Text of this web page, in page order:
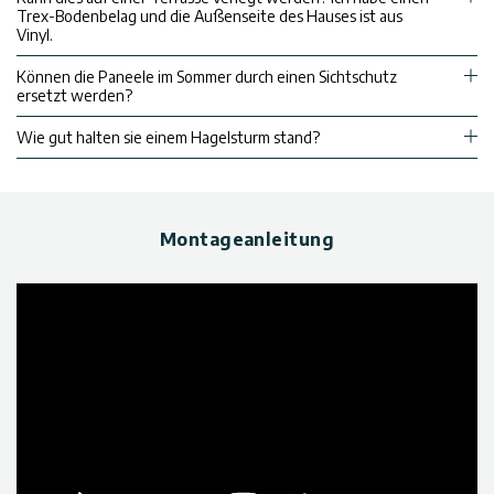
Trex-Bodenbelag und die Außenseite des Hauses ist aus
Vinyl.
Können die Paneele im Sommer durch einen Sichtschutz
ersetzt werden?
Wie gut halten sie einem Hagelsturm stand?
Montageanleitung